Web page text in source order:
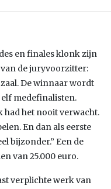
en finales klonk zijn
de juryvoorzitter:
De winnaar wordt
medefinalisten.
had het nooit verwacht.
En dan als eerste
bijzonder.” Een de
van 25.000 euro.
verplichte werk van